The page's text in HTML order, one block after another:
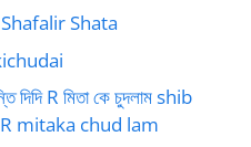
Shafalir Shata
দিদি R মিতা কে চুদলাম shib
mitaka chud lam